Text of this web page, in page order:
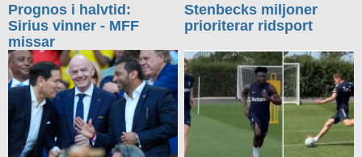
Prognos i halvtid:
Sirius vinner - MFF
missar
Stenbecks miljoner
prioriterar ridsport